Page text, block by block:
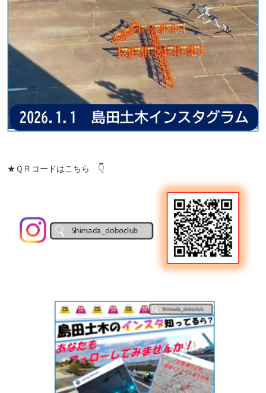
★ＱＲコードはこちら 👇